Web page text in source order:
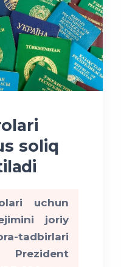
soliq
uchun
joriy